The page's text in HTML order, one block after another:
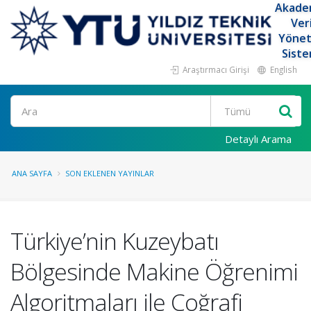
Araştırmacı Girişi English
Ara
Detaylı Arama
ANA SAYFA SON EKLENEN YAYINLAR
Türkiye’nin Kuzeybatı
Bölgesinde Makine Öğrenimi
Algoritmaları ile Coğrafi